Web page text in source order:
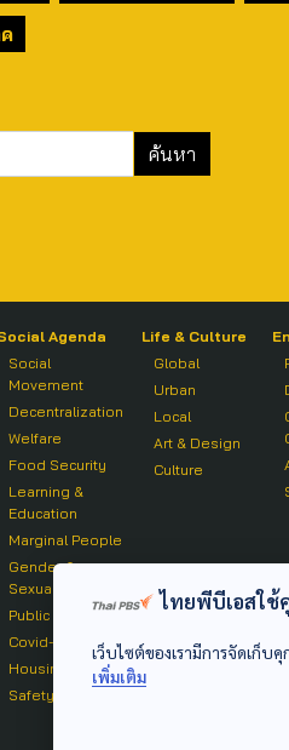
Agenda
Social
Movement
Decentralization
Welfare
Food Security
Learning &
Education
Marginal People
Gender &
Sexuality
Public Health
Covid-19
Housing
Safety
Life & Culture
Global
Urban
Local
Art & Design
Culture
ไทยพีบีเอสใช้
เว็บไซต์ของเรามีการจัดเก็
เพิ่มเติม